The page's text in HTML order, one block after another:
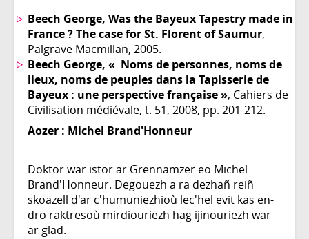
Beech George, Was the Bayeux Tapestry made in
France ? The case for St. Florent of Saumur,
Palgrave Macmillan, 2005.
Beech George, « Noms de personnes, noms de
lieux, noms de peuples dans la Tapisserie de
Bayeux : une perspective française », Cahiers de
Civilisation médiévale, t. 51, 2008, pp. 201-212.
Aozer : Michel Brand'Honneur
Doktor war istor ar Grennamzer eo Michel
Brand'Honneur. Degouezh a ra dezhañ reiñ
skoazell d'ar c'humuniezhioù lec'hel evit kas en-
dro raktresoù mirdiouriezh hag ijinouriezh war
ar glad.